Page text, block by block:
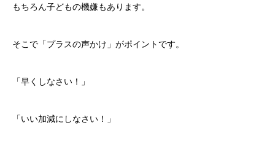
もちろん子どもの機嫌もあります。
そこで「プラスの声かけ」がポイントです。
「早くしなさい！」
「いい加減にしなさい！」